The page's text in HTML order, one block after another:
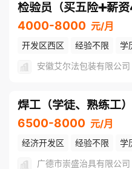
检验员（买五险➕薪
4000-8000 元/月
开发区西区
经验不限
学
安徽艾尔法包装有限公司
焊工（学徒、熟练工）
6500-8000 元/月
经济开发区
经验不限
学
广德市崇盛治具有限公司